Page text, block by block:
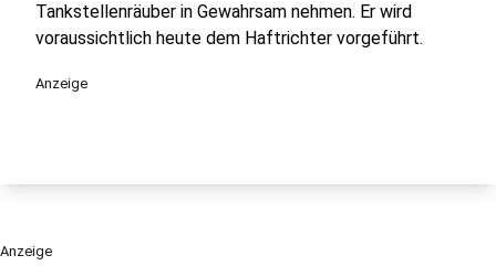
Tankstellenräuber in Gewahrsam nehmen. Er wird
voraussichtlich heute dem Haftrichter vorgeführt.
Anzeige
Anzeige